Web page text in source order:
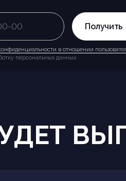
Получить
в отношении
персональных данных